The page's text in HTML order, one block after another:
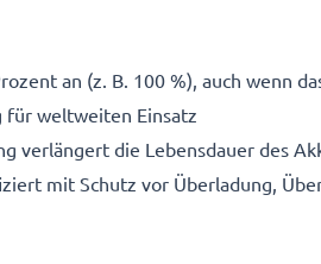
an (z. B. 100 %), auch wenn
für weltweiten Einsatz
verlängert die Lebensdauer des
mit Schutz vor Überladung,